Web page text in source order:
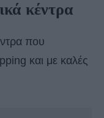
κέντρα
που
και με καλές